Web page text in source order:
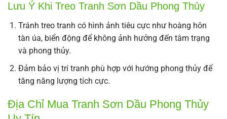
Lưu Ý Khi Treo Tranh Sơn Dầu Phong Thủy
Tránh treo tranh có hình ảnh tiêu cực như hoàng hôn
tàn úa, biển động để không ảnh hưởng đến tâm trạng
và phong thủy.
Đảm bảo vị trí tranh phù hợp với hướng phong thủy để
tăng năng lượng tích cực.
Địa Chỉ Mua Tranh Sơn Dầu Phong Thủy